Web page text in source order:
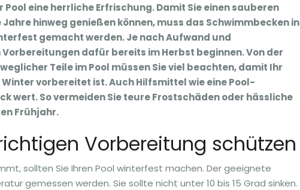
eine herrliche Erfrischung. Damit Sie einen sauberen
hinweg genießen können, muss das Schwimmbecken in
gemacht werden. Je nach Aufwand und
dafür bereits im Herbst beginnen. Von der
Teile im Pool müssen Sie viel beachten, damit Ihr
vorbereitet ist. Auch Hilfsmittel wie eine Pool-
wert. So vermeiden Sie teure Frostschäden oder hässliche
Frühjahr.
Vorbereitung schützen
sollten Sie Ihren Pool winterfest machen. Der geeignete
gemessen werden. Sie sollte nicht unter 10 bis 15 Grad sinken.